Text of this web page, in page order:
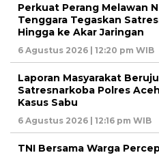
Perkuat Perang Melawan
Tenggara Tegaskan
Hingga ke Akar Jaringan
6 Agustus 2026 | 12:20 pm WIB
Laporan Masyarakat
Satresnarkoba Polres
Kasus Sabu
6 Agustus 2026 | 12:16 pm WIB
TNI Bersama Warga